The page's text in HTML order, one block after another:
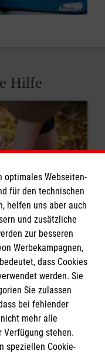
Hilfe
kursieren viele
überholt? Wir
optimales Webseiten-
für den technischen
helfen uns aber auch
und zusätzliche
zur besseren
Werbekampagnen,
dass Cookies
werden. Sie
Sie zulassen
bei fehlender
mehr alle
Verfügung stehen.
speziellen Cookie-